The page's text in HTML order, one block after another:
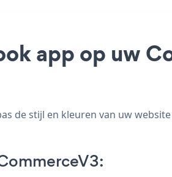
app op uw
de stijl en kleuren van uw